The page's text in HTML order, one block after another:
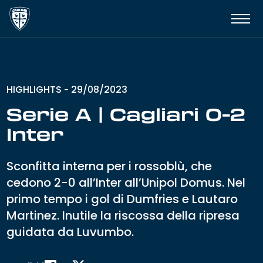
HIGHLIGHTS - 29/08/2023
Serie A | Cagliari 0-2
Inter
Sconfitta interna per i rossoblù, che
cedono 2-0 all’Inter all’Unipol Domus. Nel
primo tempo i gol di Dumfries e Lautaro
Martinez. Inutile la riscossa della ripresa
guidata da Luvumbo.